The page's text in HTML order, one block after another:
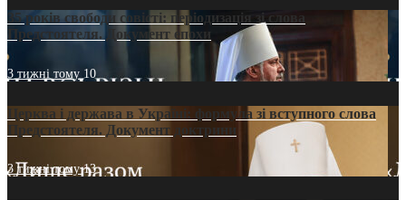
35 років свободи совісті: періодизація зі слова
Предстоятеля. Документ епохи
3 тижні тому 10
Церква і держава в Україні: формула зі вступного слова
Предстоятеля. Документ доктрини
3 тижні тому13